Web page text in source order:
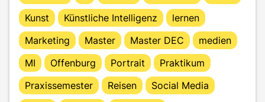
Kunst
Künstliche Intelligenz
lernen
Marketing
Master Master DEC
medien
MI
Offenburg Portrait
Praktikum
Praxissemester
Reisen
Social Media